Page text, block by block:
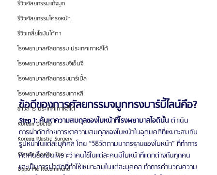
รีวิวศัลยกรรมแก้จมูก
รีวิวศัลยกรรมโครงหน้า
รีวิวเกลี่ยไขมันใต้ตา
โรงพยาบาลศัลยกรรม ประเทศเกาหลีใต้
โรงพยาบาลศัลยกรรมจีเอ็นจี
โรงพยาบาลศัลยกรรมมาร์เบิ้ล
โรงพยาบาลศัลยกรรมเกาหลี
ข่าวสาร ประเทศเกาหลีใต้
Korean Doctor
Korean Plastic Surgery
Korean Beauty Tips
Oppa Me Recommend
ข้อดีของการศัลยกรรมจมูกทรงบาร์บี้ไลน์คือ?
Step 1: ค้นหาความสมดุลของใบหน้าที่โรงพยาบาลไอดีนั้น ดำเนิน
การผ่าตัดด้วยการหาความสมดุลของใบหน้าในอุดมคติที่เหมาะสมกับ
รูปหน้าในแต่ละบุคคล โดย “วิธีวัดตามมาตรฐานของใบหน้า” ที่ทำการ
คิดค้นขึ้นเป็นเพราะว่าคนไข้ในแต่ละคนมีใบหน้าที่แตกต่างกันทุกคน
และเป็นการผ่าตัดที่ทำให้เหมาะสมในแต่ละบุคคล ทำการคำนวณความ